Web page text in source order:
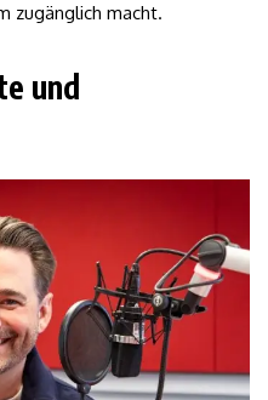
zugänglich macht.
und